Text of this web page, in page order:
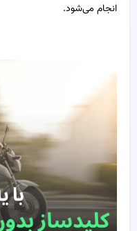
انجام می‌شود.